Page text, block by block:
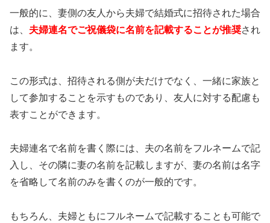
一般的に、妻側の友人から夫婦で結婚式に招待された場合
は、 夫婦連名でご祝儀袋に名前を記載することが推奨され
ます。
この形式は、招待される側が夫だけでなく、一緒に家族と
して参加することを示すものであり、友人に対する配慮も
表すことができます。
夫婦連名で名前を書く際には、夫の名前をフルネームで記
入し、その隣に妻の名前を記載しますが、妻の名前は名字
を省略して名前のみを書くのが一般的です。
もちろん、夫婦ともにフルネームで記載することも可能で